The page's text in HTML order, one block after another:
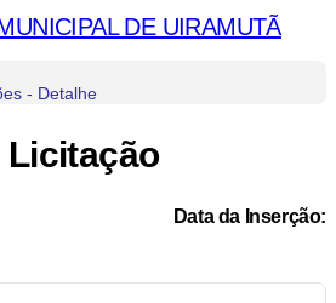
DE UIRAMUTÃ
- Detalhe
Licitação
Data da Inserção: